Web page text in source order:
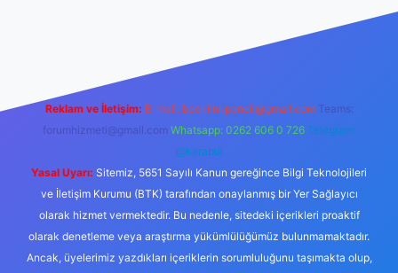
hiltonbet yeni giriş
Reklam ve İletişim: E-mail: backlinkpaneli@gmail.com Teams:
forumhizmeti@gmail.com Whatsapp: 0262 606 0 726 Telegram:
@karabul
Yasal Uyarı: Sitemiz, 5651 Sayılı Kanun gereğince Bilgi Teknolojileri
ve İletişim Kurumu (BTK) tarafından onaylanmış bir Yer Sağlayıcı
olarak hizmet vermektedir. Bu nedenle, sitedeki içerikleri proaktif
olarak denetleme veya araştırma yükümlülüğümüz bulunmamaktadır.
Ancak, üyelerimiz yazdıkları içeriklerin sorumluluğunu taşımakta olup,